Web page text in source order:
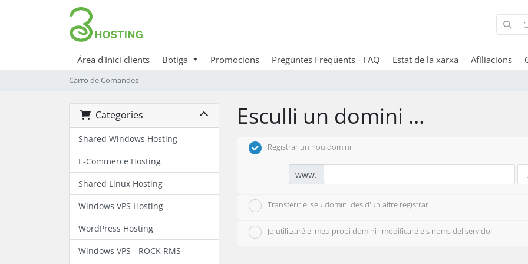
Àrea d'Inici clients Botiga Promocions Preguntes Freqüents - FAQ Estat de la xarxa Afiliacions
Carro de Comandes
Categories
Shared Windows Hosting
E-Commerce Hosting
Shared Linux Hosting
Windows VPS Hosting
WordPress Hosting
Windows VPS - ROCK RMS
Esculli un domini ...
Registrar un nou domini
www.
Transferir el seu domini des d'un altre registrar
Jo utilitzaré el meu propi domini i modificaré els noms del servidor